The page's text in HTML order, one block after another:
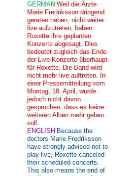
GERMAN Weil die Ärzte
Marie Fredriksson dringend
geraten haben, nicht weiter
live aufzutreten, haben
Roxette ihre geplanten
Konzerte abgesagt. Dies
bedeutet zugleich das Ende
der Live-Konzerte überhaupt
für Roxette. Die Band wird
nicht mehr live auftreten. In
einer Pressemitteilung vom
Montag, 18. April, wurde
jedoch nicht davon
gesprochen, dass es keine
weiteren Alben mehr geben
soll.
ENGLISH Because the
doctors Marie Fredriksson
have strongly advised not to
play live, Roxette canceled
their scheduled concerts.
This also means the end of